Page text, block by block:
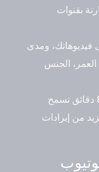
بقنوات
فيديوهاتك، ومدى
العمر، الجنس
طول الفيديو الفيديوهات التي تتجاوز 8 دقائق تسمح
من إيرادات